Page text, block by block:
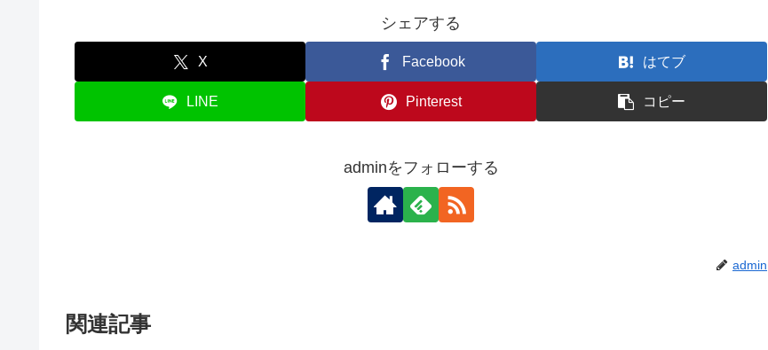
シェアする
X Facebook はてブ
LINE Pinterest コピー
adminをフォローする
admin
関連記事